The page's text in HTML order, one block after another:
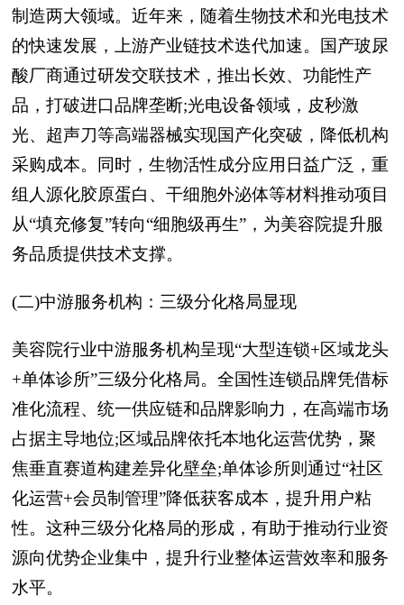
制造两大领域。近年来，随着生物技术和光电技术
的快速发展，上游产业链技术迭代加速。国产玻尿
酸厂商通过研发交联技术，推出长效、功能性产
品，打破进口品牌垄断;光电设备领域，皮秒激
光、超声刀等高端器械实现国产化突破，降低机构
采购成本。同时，生物活性成分应用日益广泛，重
组人源化胶原蛋白、干细胞外泌体等材料推动项目
从“填充修复”转向“细胞级再生”，为美容院提升服
务品质提供技术支撑。
(二)中游服务机构：三级分化格局显现
美容院行业中游服务机构呈现“大型连锁+区域龙头
+单体诊所”三级分化格局。全国性连锁品牌凭借标
准化流程、统一供应链和品牌影响力，在高端市场
占据主导地位;区域品牌依托本地化运营优势，聚
焦垂直赛道构建差异化壁垒;单体诊所则通过“社区
化运营+会员制管理”降低获客成本，提升用户粘
性。这种三级分化格局的形成，有助于推动行业资
源向优势企业集中，提升行业整体运营效率和服务
水平。